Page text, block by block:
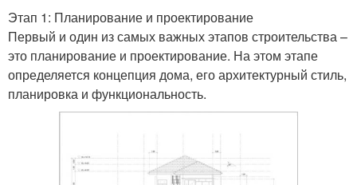
Этап 1: Планирование и проектирование
Первый и один из самых важных этапов строительства –
это планирование и проектирование. На этом этапе
определяется концепция дома, его архитектурный стиль,
планировка и функциональность.